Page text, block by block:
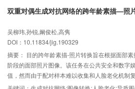
与轮廓波变换（contourlet transformation，CL）
contourlet transformation，NSCT）等3种方法的
上，本文算法融合结果在背景、目标物以及细节
客观指标上，本文算法相较于其他3种方法，运
s，平均梯度（average gradient，AvG）值和空
SF）值均有大幅提高，提高幅度最大为5.42和
to noise ratio，PSNR）值、信息熵（information
双重对偶生成对抗网络的跨年龄素描—照
吴柳玮,孙锐,阚俊松,高隽
DOI：10.11834/jig.190329
摘要： 目的跨年龄素描-照片转换旨在根据面部
阶段的面部照片图像。该任务在公共安全和数字
值，然而由于配对样本难以收集和人脸老化机制
针对此情况，提出一种基于双重对偶生成对抗网